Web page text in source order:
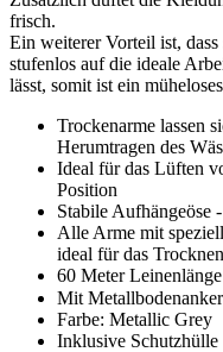
frisch.
Ein weiterer Vorteil ist,
stufenlos auf die ideale
lässt, somit ist ein
Trockenarme lassen
Herumtragen des
Ideal für das Lüften
Position
Stabile Aufhängeöse
Alle Arme mit
ideal für das
60 Meter Leinenlänge
Mit
Farbe: Metallic Grey
Inklusive Schutzhülle